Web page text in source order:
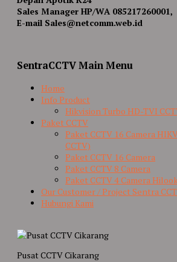
Sales Manager HP/WA 085217260001,
E-mail Sales@netcomm.web.id
SentraCCTV Main Menu
Home
Info Product
Hikvision Turbo HD-TVI
Paket CCTV
Paket CCTV 16 Camera
CCTV)
Paket CCTV 16 Camera
Paket CCTV 8 Camera
Paket CCTV 4 Camera
Our Customer / Project Sentra
Hubungi Kami
Pusat CCTV Cikarang